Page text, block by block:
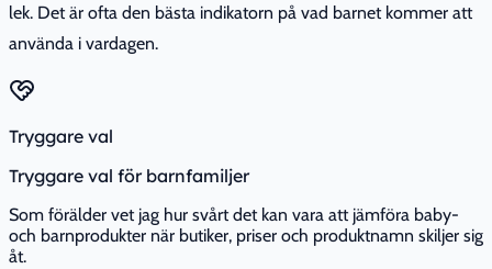
lek. Det är ofta den bästa indikatorn på vad barnet kommer att
använda i vardagen.
Tryggare val
Tryggare val för barnfamiljer
Som förälder vet jag hur svårt det kan vara att jämföra baby-
och barnprodukter när butiker, priser och produktnamn skiljer sig
åt.